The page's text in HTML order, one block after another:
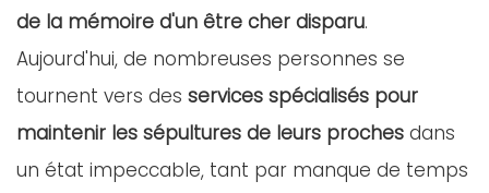
de la mémoire d'un être cher disparu.
Aujourd'hui, de nombreuses personnes se
tournent vers des services spécialisés pour
maintenir les sépultures de leurs proches dans
un état impeccable, tant par manque de temps